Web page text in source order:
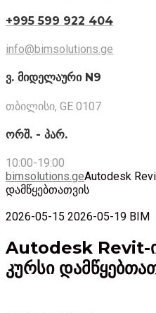
+995 599 922 404
info@bimsolutions.ge
ვ. მიდელაური N9
თბილისი, GE 0107
ორშ. - პარ.
10:00-19:00
bimsolutions.geAutodesk
დამწყებთათვის
2026-05-15 2026-05-19 BIM
Autodesk Revit-
კურსი